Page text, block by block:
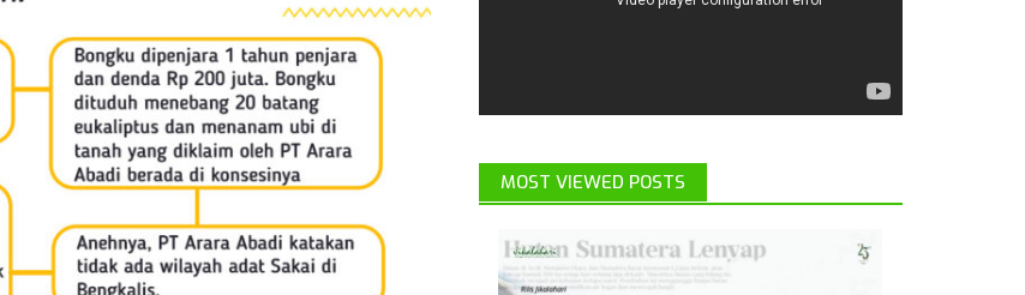
MOST VIEWED POSTS